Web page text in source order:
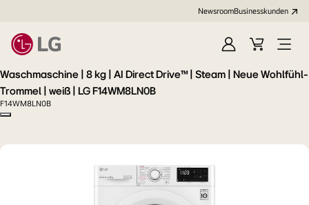
NewsroomBusinesskunden
AnmeldenWarenkorb
Menü
Waschmaschine | 8 kg | AI Direct Drive™ | Steam | Neue Wohlfühl-
Trommel | weiß | LG F14WM8LN0B
F14WM8LN0B
Copy model name